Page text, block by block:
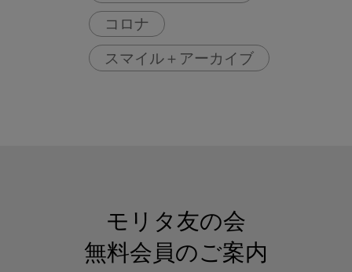
コロナ
スマイル＋アーカイブ
モリタ友の会
無料会員のご案内